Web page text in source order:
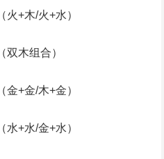
+木/火+水）‌
双木组合）‌
+金/木+金）‌
+水/金+水）‌